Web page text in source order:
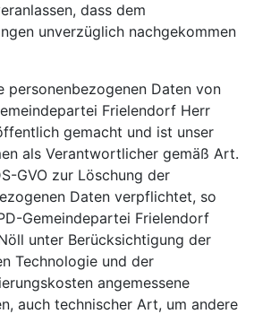
dass dem
unverzüglich nachgekommen
personenbezogenen Daten von
Frielendorf Herr
gemacht und ist unser
als Verantwortlicher gemäß Art.
GVO zur Löschung der
Daten verpflichtet, so
Gemeindepartei Frielendorf
unter Berücksichtigung der
Technologie und der
angemessene
auch technischer Art, um andere